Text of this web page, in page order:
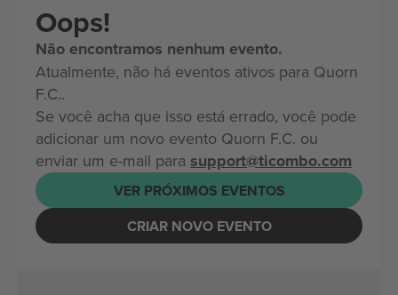
Oops!
Não encontramos nenhum evento.
Atualmente, não há eventos ativos para Quorn
F.C..
Se você acha que isso está errado, você pode
adicionar um novo evento Quorn F.C. ou
enviar um e-mail para support@ticombo.com
VER PRÓXIMOS EVENTOS
CRIAR NOVO EVENTO